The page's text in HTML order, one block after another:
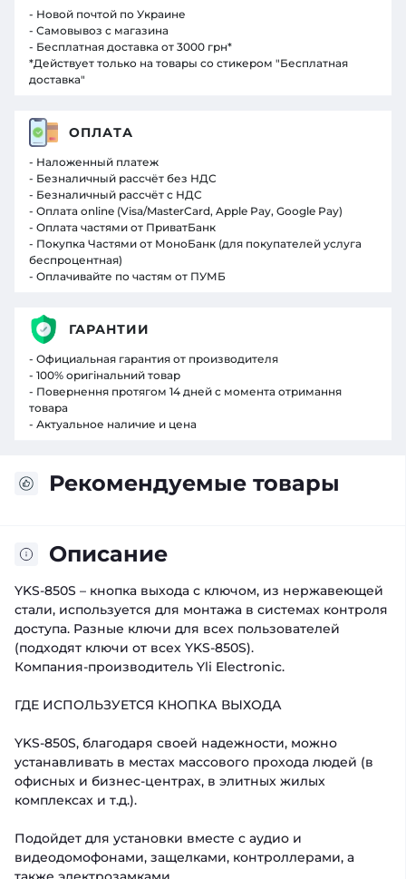
Рекомендуемые товары
Описание
YKS-850S – кнопка выхода с ключом, из нержавеющей
стали, используется для монтажа в системах контроля
доступа. Разные ключи для всех пользователей
(подходят ключи от всех YKS-850S).
Компания-производитель Yli Electronic.
ГДЕ ИСПОЛЬЗУЕТСЯ КНОПКА ВЫХОДА
YKS-850S, благодаря своей надежности, можно
устанавливать в местах массового прохода людей (в
офисных и бизнес-центрах, в элитных жилых
комплексах и т.д.).
Подойдет для установки вместе с аудио и
видеодомофонами, защелками, контроллерами, а
- Новой почтой по Украине
- Самовывоз с магазина
- Бесплатная доставка от 3000 грн*
*Действует только на товары со стикером "Бесплатная
доставка"
ОПЛАТА
- Наложенный платеж
- Безналичный рассчёт без НДС
- Безналичный рассчёт с НДС
- Оплата online (Visa/MasterCard, Apple Pay, Google Pay)
- Оплата частями от ПриватБанк
- Покупка Частями от МоноБанк (для покупателей услуга
беспроцентная)
- Оплачивайте по частям от ПУМБ
ГАРАНТИИ
- Официальная гарантия от производителя
- 100% оригінальний товар
- Повернення протягом 14 дней с момента отримання
товара
- Актуальное наличие и цена